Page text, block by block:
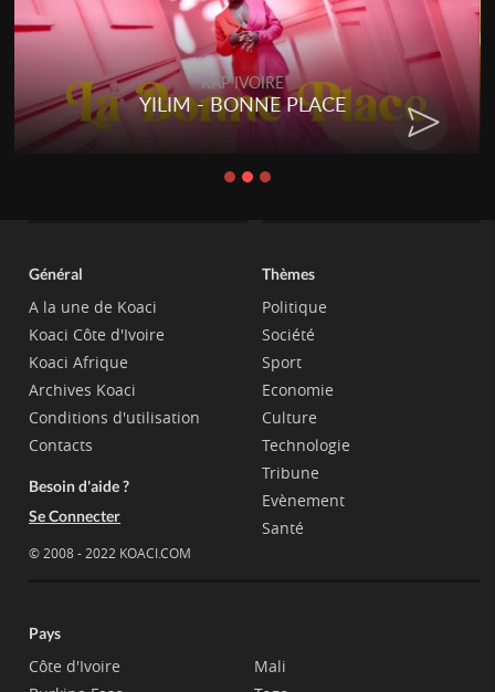
RAP IVOIRE
YILIM - BONNE PLACE
Général
A la une de Koaci
Koaci Côte d'Ivoire
Koaci Afrique
Archives Koaci
Conditions d'utilisation
Contacts
Besoin d'aide ?
Se Connecter
© 2008 - 2022 KOACI.COM
Thèmes
Politique
Société
Sport
Economie
Culture
Technologie
Tribune
Evènement
Santé
Pays
Côte d'Ivoire
Mali